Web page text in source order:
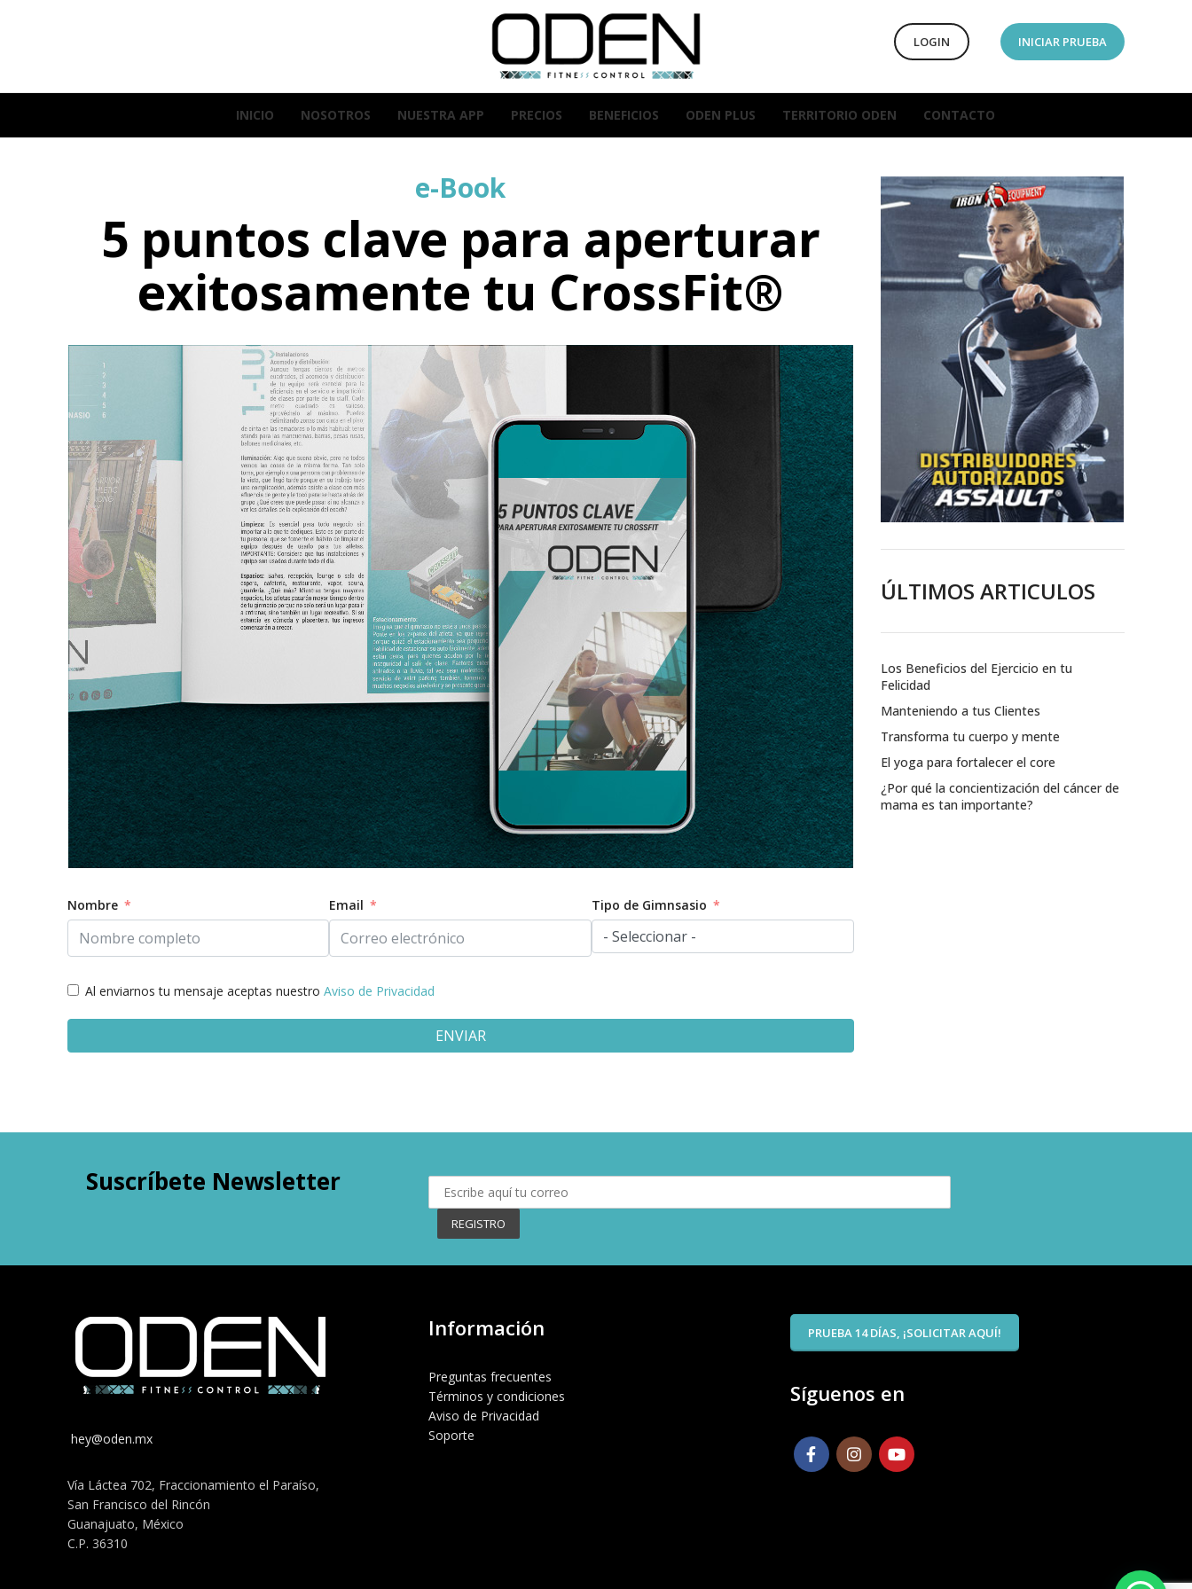
LOGIN INICIAR PRUEBA
INICIO NOSOTROS NUESTRA APP PRECIOS BENEFICIOS ODEN PLUS TERRITORIO ODEN CONTACTO
e-Book
5 puntos clave para aperturar
exitosamente tu CrossFit®
Nombre Email Tipo de Gimnsasio
Al enviarnos tu mensaje aceptas nuestro Aviso de Privacidad
ENVIAR
ÚLTIMOS ARTICULOS
Los Beneficios del Ejercicio en tu
Felicidad
Manteniendo a tus Clientes
Transforma tu cuerpo y mente
El yoga para fortalecer el core
¿Por qué la concientización del cáncer de
mama es tan importante?
Suscríbete Newsletter
hey@oden.mx
Vía Láctea 702, Fraccionamiento el Paraíso,
San Francisco del Rincón
Guanajuato, México
C.P. 36310
Información
Preguntas frecuentes
Términos y condiciones
Aviso de Privacidad
Soporte
PRUEBA 14 DÍAS, ¡SOLICITAR AQUÍ!
Síguenos en